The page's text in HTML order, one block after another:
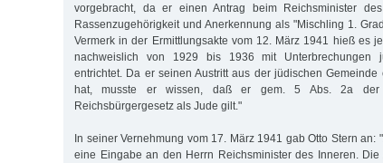
vorgebracht, da er einen Antrag beim Reichsminister
Rassenzugehörigkeit und Anerkennung als "Mischling 1.
Vermerk in der Ermittlungsakte vom 12. März 1941 hieß es
nachweislich von 1929 bis 1936 mit Unterbrechungen
entrichtet. Da er seinen Austritt aus der jüdischen
hat, musste er wissen, daß er gem. 5 Abs. 2a der
Reichsbürgergesetz als Jude gilt."
In seiner Vernehmung vom 17. März 1941 gab Otto Stern an:
eine Eingabe an den Herrn Reichsminister des Inneren.